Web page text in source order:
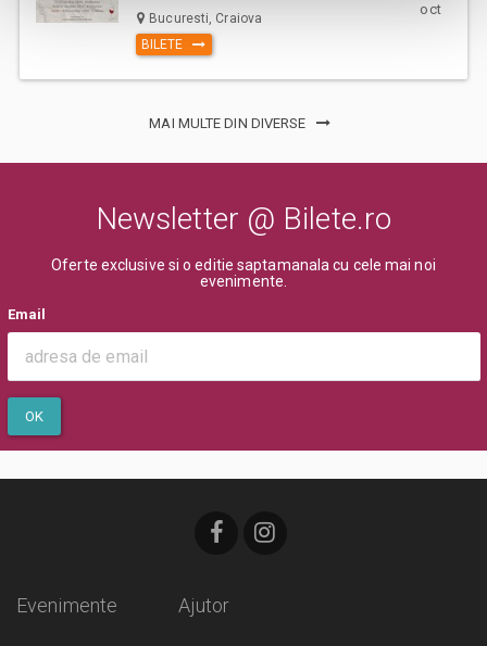
Bucuresti, Craiova
BILETE
oct
MAI MULTE DIN DIVERSE
Newsletter @ Bilete.ro
Oferte exclusive si o editie saptamanala cu cele mai noi
evenimente.
Email
OK
Ajutor
Evenimente